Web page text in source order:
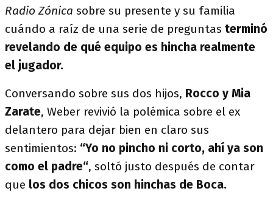
Radio Zónica sobre su presente y su familia
cuándo a raíz de una serie de preguntas terminó
revelando de qué equipo es hincha realmente
el jugador.
Conversando sobre sus dos hijos, Rocco y Mia
Zarate, Weber revivió la polémica sobre el ex
delantero para dejar bien en claro sus
sentimientos: “Yo no pincho ni corto, ahí ya son
como el padre“, soltó justo después de contar
que los dos chicos son hinchas de Boca.